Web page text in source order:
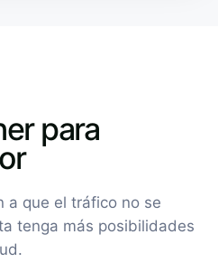
para
a que el tráfico no se
tenga más posibilidades